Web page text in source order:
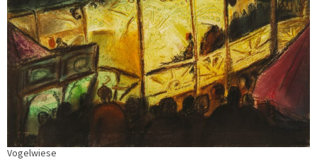
Vogelwiese